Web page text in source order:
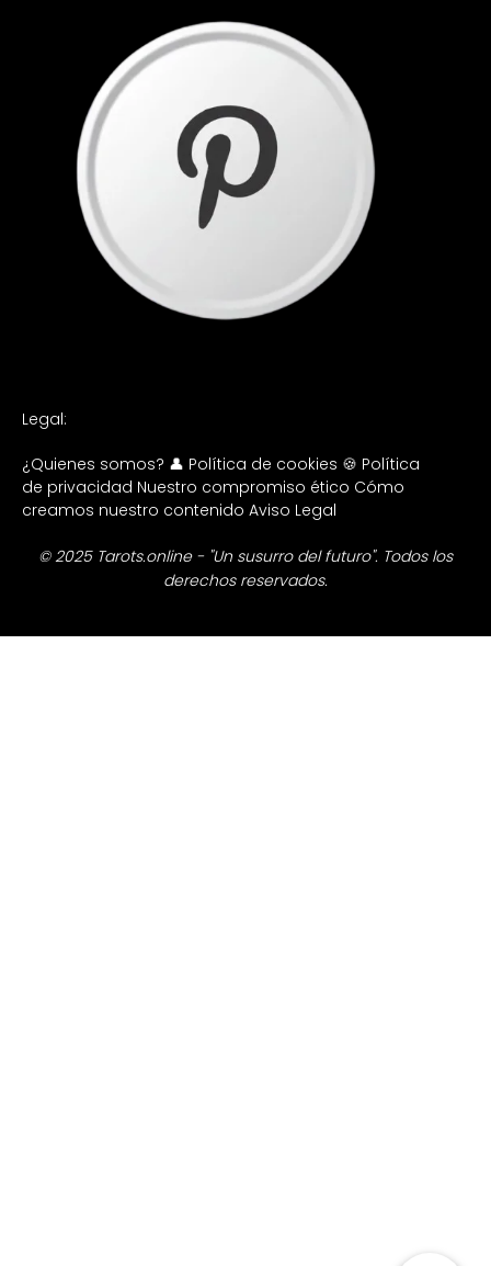
Legal:
¿Quienes somos? 👤 Política de cookies 🍪 Política
de privacidad Nuestro compromiso ético Cómo
creamos nuestro contenido Aviso Legal
© 2025 Tarots.online - "Un susurro del futuro". Todos los
derechos reservados.